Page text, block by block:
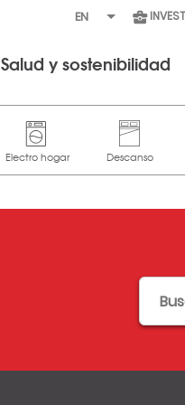
Salud y sostenibilidad